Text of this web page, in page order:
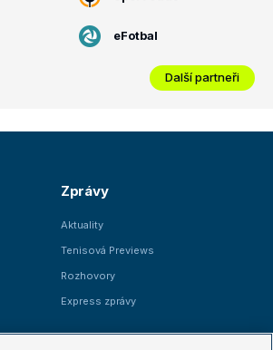
eFotbal
Další partneři
Zprávy
Aktuality
Tenisová Previews
Rozhovory
Express zprávy